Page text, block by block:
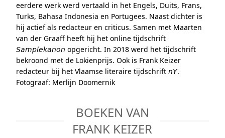
eerdere werk werd vertaald in het Engels, Duits, Frans,
Turks, Bahasa Indonesia en Portugees. ⁣Naast dichter is
hij actief als redacteur en criticus. Samen met Maarten
van der Graaff heeft hij het online tijdschrift
𝘚𝘢𝘮𝘱𝘭𝘦𝘬𝘢𝘯𝘰𝘯 opgericht. In 2018 werd het tijdschrift
bekroond met de Lokienprijs. Ook is Frank Keizer
redacteur bij het Vlaamse literaire tijdschrift 𝘯𝘠.
Fotograaf: Merlijn Doomernik
BOEKEN VAN
FRANK KEIZER